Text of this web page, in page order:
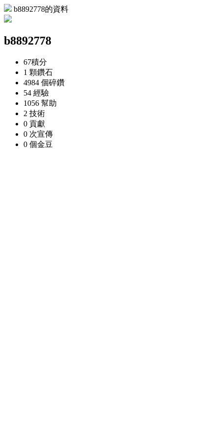
b8892778的資料
b8892778
67積分
1 顆鑽石
4984 個碎鑽
54 經驗
1056 幫助
2 技術
0 貢獻
0 次宣傳
0 個金豆